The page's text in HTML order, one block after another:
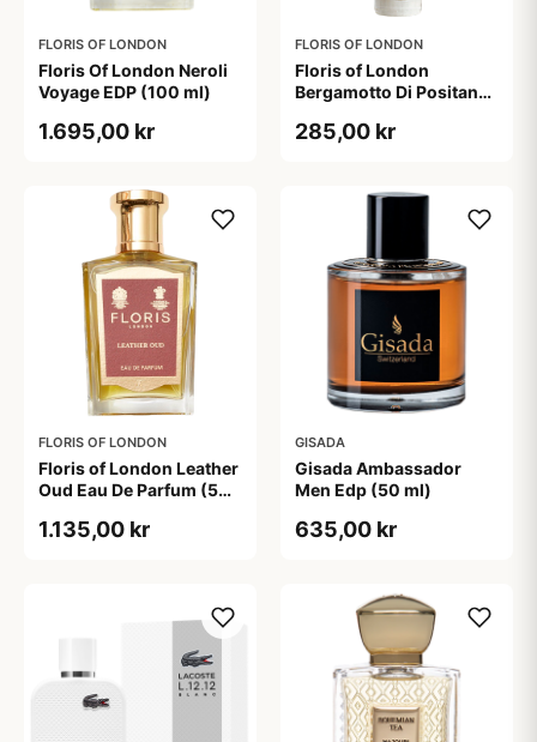
FLORIS OF LONDON
Floris Of London Neroli
Voyage EDP (100 ml)
1.695,00 kr
FLORIS OF LONDON
Floris of London
Bergamotto Di Positano
285,00 kr
FLORIS OF LONDON
Floris of London Leather
Oud Eau De Parfum (50
1.135,00 kr
GISADA
Gisada Ambassador
Men Edp (50 ml)
635,00 kr